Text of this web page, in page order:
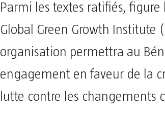
Parmi les textes ratifiés, figure
Global Green Growth Institute
organisation permettra au
engagement en faveur de la
lutte contre les changements